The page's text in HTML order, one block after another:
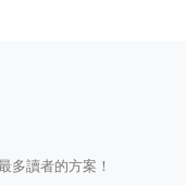
多讀者的方案！